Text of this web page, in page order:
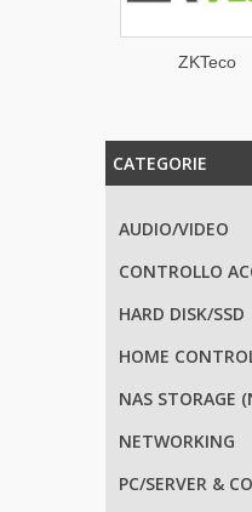
ZKTeco
CATEGORIE
AUDIO/VIDEO
CONTROLLO
HARD DISK/SSD
HOME
NAS STORAGE
NETWORKING
PC/SERVER &